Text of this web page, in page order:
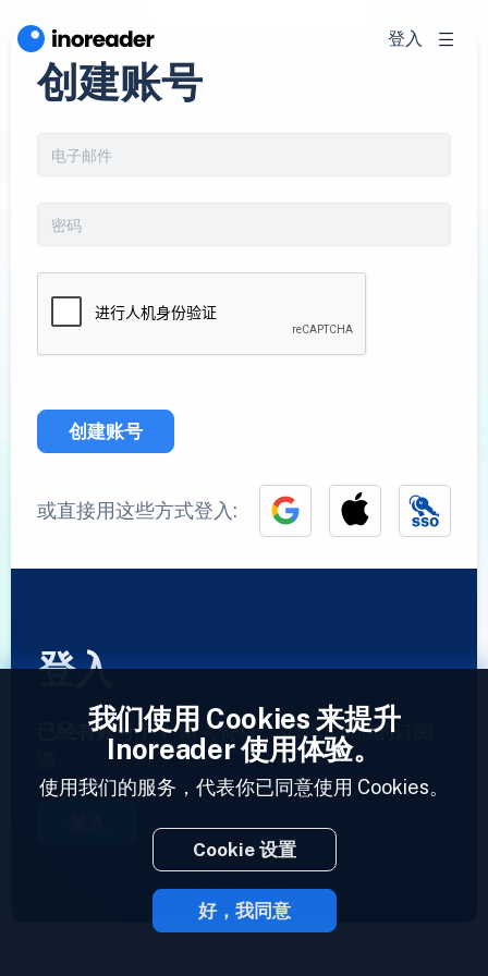
登入
创建账号
创建账号
或直接用这些方式登入:
登入
已经有账号了？输入资料，立即访问你的订阅
2023 © Inoreader
我们使用 Cookies 来提升
Inoreader 使用体验。
使用我们的服务，代表你已同意使用 Cookies。
Cookie 设置
好，我同意